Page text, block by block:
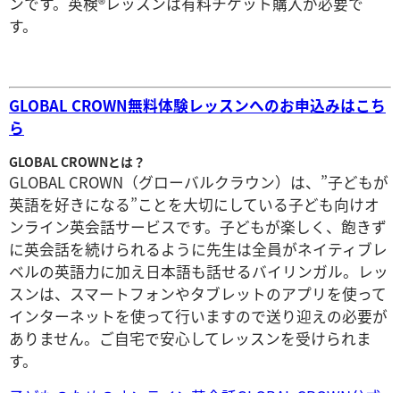
す。
GLOBAL CROWN無料体験レッスンへのお申込みはこち
ら
GLOBAL CROWNとは？
GLOBAL CROWN（グローバルクラウン）は、”子どもが
英語を好きになる”ことを大切にしている子ども向けオ
ンライン英会話サービスです。子どもが楽しく、飽きず
に英会話を続けられるように先生は全員がネイティブレ
ベルの英語力に加え日本語も話せるバイリンガル。レッ
スンは、スマートフォンやタブレットのアプリを使って
インターネットを使って行いますので送り迎えの必要が
ありません。ご自宅で安心してレッスンを受けられま
す。